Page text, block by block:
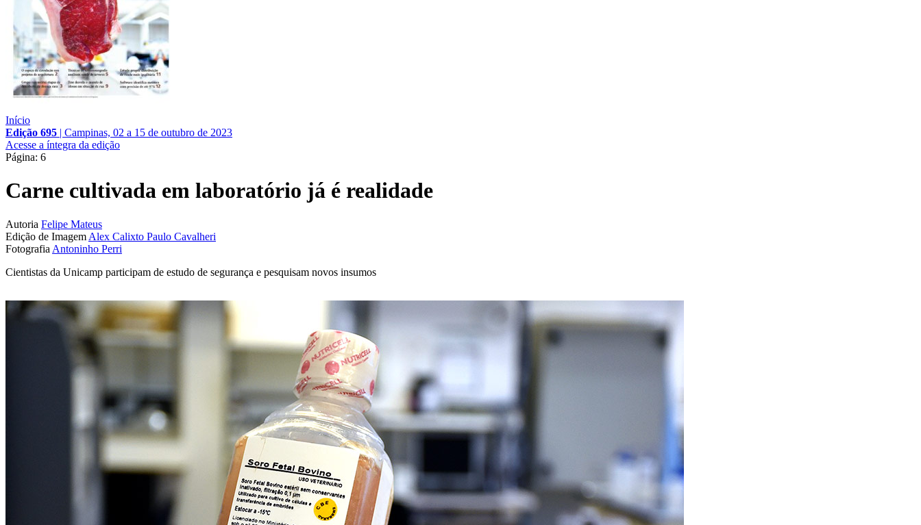
Início
Edição 695 | Campinas, 02 a 15 de outubro de 2023
Acesse a íntegra da edição
Página: 6
Carne cultivada em laboratório já é realidade
Autoria Felipe Mateus
Edição de Imagem Alex Calixto Paulo Cavalheri
Fotografia Antoninho Perri
Cientistas da Unicamp participam de estudo de segurança e pesquisam novos insumos